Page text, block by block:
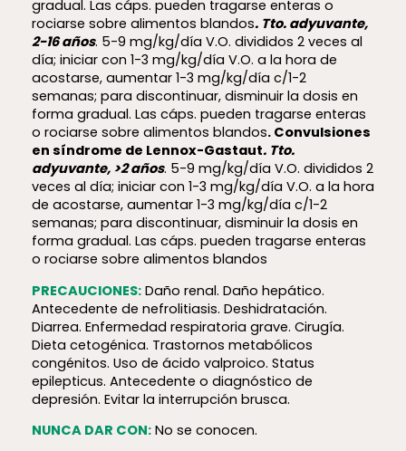
gradual. Las cáps. pueden tragarse enteras o
rociarse sobre alimentos blandos. Tto. adyuvante,
2-16 años. 5-9 mg/kg/día V.O. divididos 2 veces al
día; iniciar con 1-3 mg/kg/día V.O. a la hora de
acostarse, aumentar 1-3 mg/kg/día c/1-2
semanas; para discontinuar, disminuir la dosis en
forma gradual. Las cáps. pueden tragarse enteras
o rociarse sobre alimentos blandos. Convulsiones
en síndrome de Lennox-Gastaut. Tto.
adyuvante, >2 años. 5-9 mg/kg/día V.O. divididos 2
veces al día; iniciar con 1-3 mg/kg/día V.O. a la hora
de acostarse, aumentar 1-3 mg/kg/día c/1-2
semanas; para discontinuar, disminuir la dosis en
forma gradual. Las cáps. pueden tragarse enteras
o rociarse sobre alimentos blandos
PRECAUCIONES:Daño renal. Daño hepático.
Antecedente de nefrolitiasis. Deshidratación.
Diarrea. Enfermedad respiratoria grave. Cirugía.
Dieta cetogénica. Trastornos metabólicos
congénitos. Uso de ácido valproico. Status
epilepticus. Antecedente o diagnóstico de
depresión. Evitar la interrupción brusca.
NUNCA DAR CON:No se conocen.